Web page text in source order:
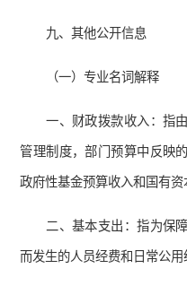
九、其他公开信息
（一）专业名词解释
一、财政拨款收入：指
管理制度，部门预算中反映
政府性基金预算收入和国有资
二、基本支出：指为保
而发生的人员经费和日常公用